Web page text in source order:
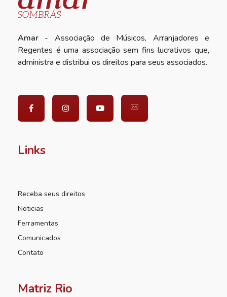
Amar - Associação de Músicos, Arranjadores e
Regentes é uma associação sem fins lucrativos que,
administra e distribui os direitos para seus associados.
Links
Receba seus direitos
Noticias
Ferramentas
Comunicados
Contato
Matriz Rio